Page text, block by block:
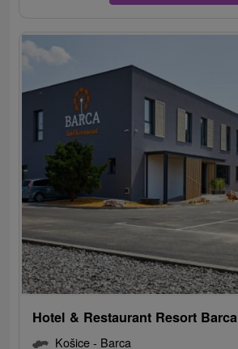
Hotel & Restaurant Resort Barca
Košice - Barca